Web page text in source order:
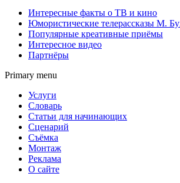
Интересные факты о ТВ и кино
Юмористические телерассказы М.
Популярные креативные приёмы
Интересное видео
Партнёры
Primary menu
Услуги
Словарь
Статьи для начинающих
Сценарий
Съёмка
Монтаж
Реклама
О сайте